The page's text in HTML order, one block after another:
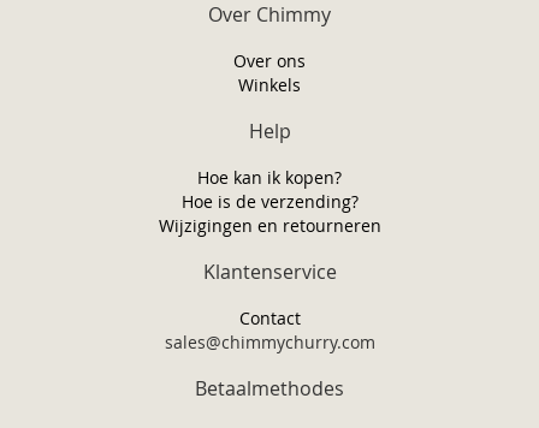
Over Chimmy
Over ons
Winkels
Help
Hoe kan ik kopen?
Hoe is de verzending?
Wijzigingen en retourneren
Klantenservice
Contact
sales@chimmychurry.com
Betaalmethodes